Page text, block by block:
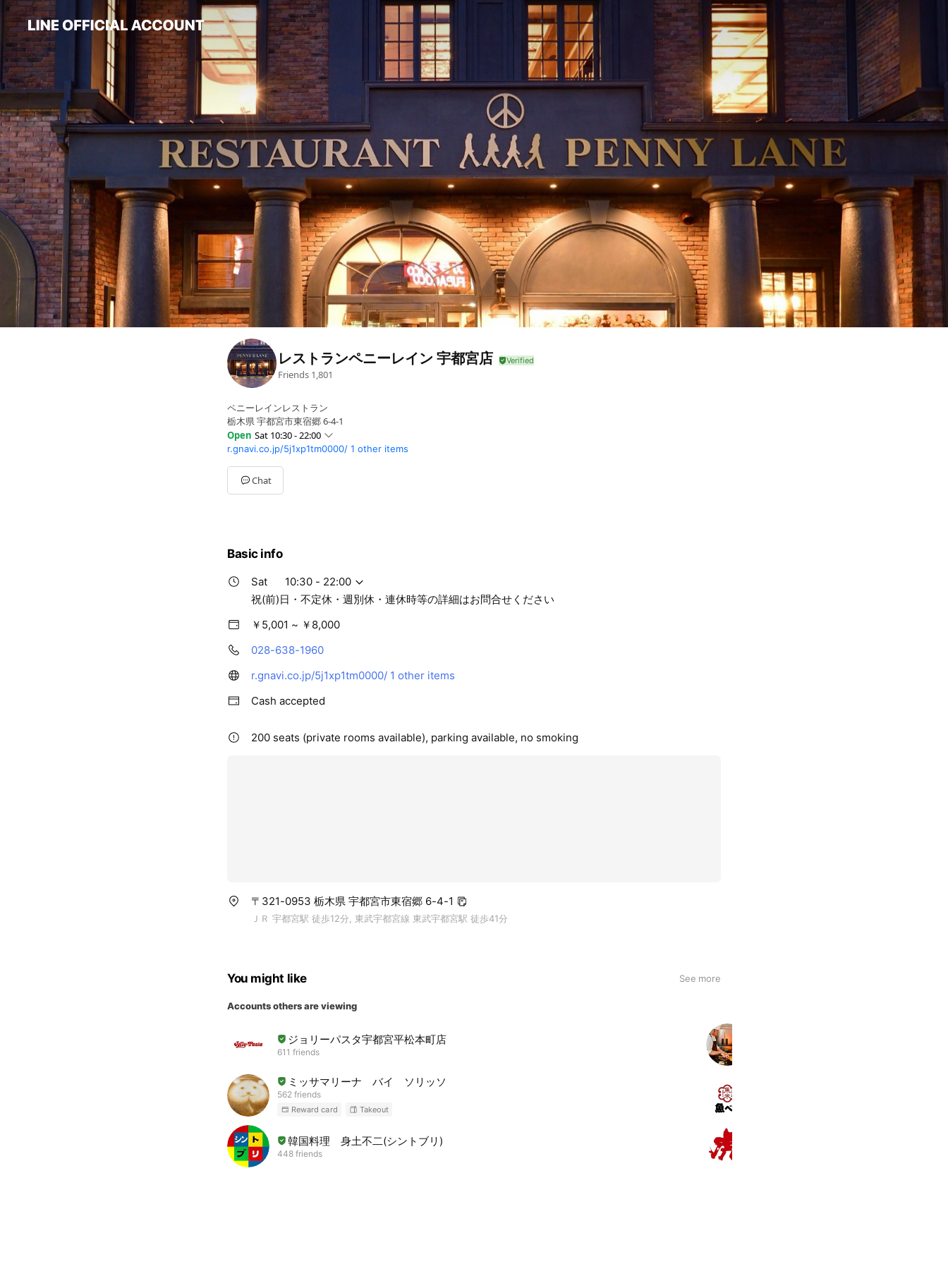
レストランペニーレイン 宇都宮店
Friends 1,801
ペニーレインレストラン
栃木県 宇都宮市東宿郷 6-4-1
Open Sat 10:30 - 22:00
Mon10:30 - 22:00
Tue10:30 - 22:00
Wed10:30 - 22:00
Thu10:30 - 22:00
r.gnavi.co.jp/5j1xp1tm0000/ 1 other items
Chat
Basic info
Sat
10:30 - 22:00
祝(前)日・不定休・週別休・連休時等の詳細はお問合せください
￥5,001 ~ ￥8,000
028-638-1960
r.gnavi.co.jp/5j1xp1tm0000/ 1 other items
Cash accepted
200 seats (private rooms available), parking available, no smoking
〒321-0953 栃木県 宇都宮市東宿郷 6-4-1
ＪＲ 宇都宮駅 徒歩12分, 東武宇都宮線 東武宇都宮駅 徒歩41分
You might like See more
Accounts others are viewing
ジョリーパスタ宇都宮平松本町店
611 friends
ミッサマリーナ バイ ソリッソ
562 friends
Reward card Takeout
韓国料理 身土不二(シントブリ)
448 friends